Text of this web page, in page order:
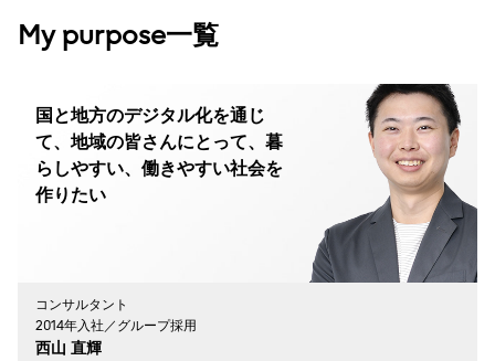
My purpose一覧
国と地方のデジタル化を通じ
て、地域の皆さんにとって、暮
らしやすい、働きやすい社会を
作りたい
コンサルタント
2014年入社／グループ採用
西山 直輝